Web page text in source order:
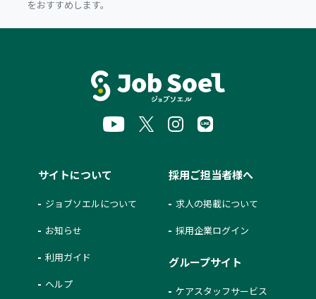
をおすすめします。
サイトについて
ジョブソエルについて
お知らせ
利用ガイド
ヘルプ
採用ご担当者様へ
求人の掲載について
採用企業ログイン
グループサイト
ケアスタッフサービス